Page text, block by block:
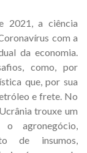
2021, a ciência
com a
da economia.
como, por
que, por sua
e frete. No
trouxe um
agronegócio,
de insumos,